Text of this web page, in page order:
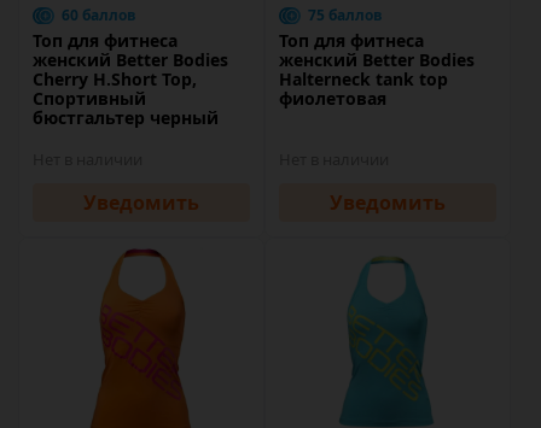
60 баллов
Топ для фитнеса
женский Better Bodies
Cherry H.Short Top,
Спортивный
бюстгальтер черный
Уведомить
75 баллов
Топ для фитнеса
женский Better Bodies
Halterneck tank top
фиолетовая
Уведомить